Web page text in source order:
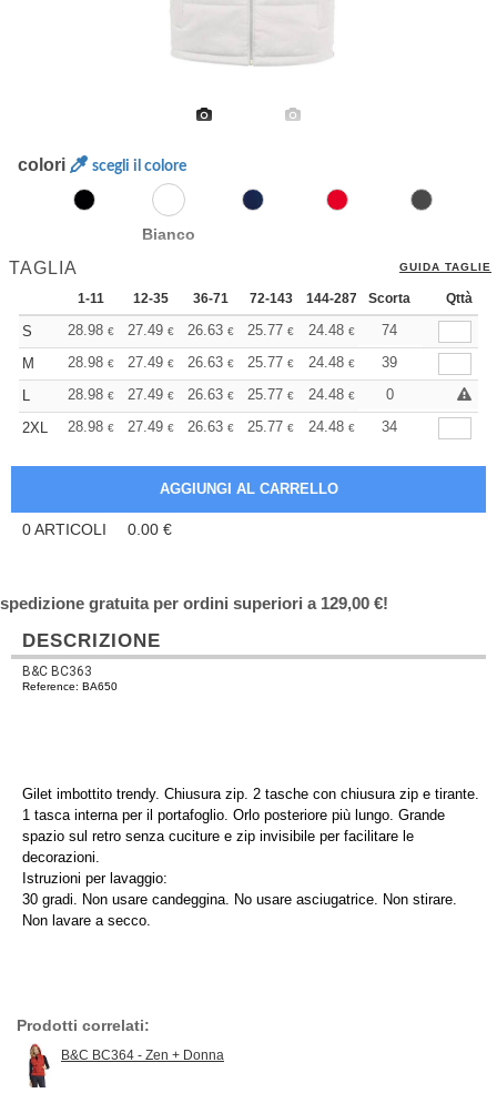
colori scegli il colore
Bianco
TAGLIA GUIDA TAGLIE
1-11 12-35 36-71 72-143 144-287 288 + Altri
Scorta Qttà
S 28.98 € 27.49 € 26.63 € 25.77 € 24.48 € 23.83
74
M
28.98 € 27.49 € 26.63 € 25.77 € 24.48 € 23.83
39
L
28.98 € 27.49 € 26.63 € 25.77 € 24.48 € 23.83
0
2XL
28.98 € 27.49 € 26.63 € 25.77 € 24.48 € 23.83
34
0ARTICOLI 0.00 €
spedizione gratuita per ordini superiori a 129,00 €!
DESCRIZIONE
B&C BC363
Reference: BA650
Gilet imbottito trendy. Chiusura zip. 2 tasche con chiusura zip e tirante.
1 tasca interna per il portafoglio. Orlo posteriore più lungo. Grande
spazio sul retro senza cuciture e zip invisibile per facilitare le
decorazioni.
Istruzioni per lavaggio:
30 gradi. Non usare candeggina. No usare asciugatrice. Non stirare.
Non lavare a secco.
Prodotti correlati:
B&C BC364 - Zen + Donna